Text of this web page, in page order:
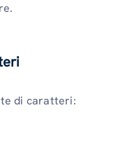
di caratteri: